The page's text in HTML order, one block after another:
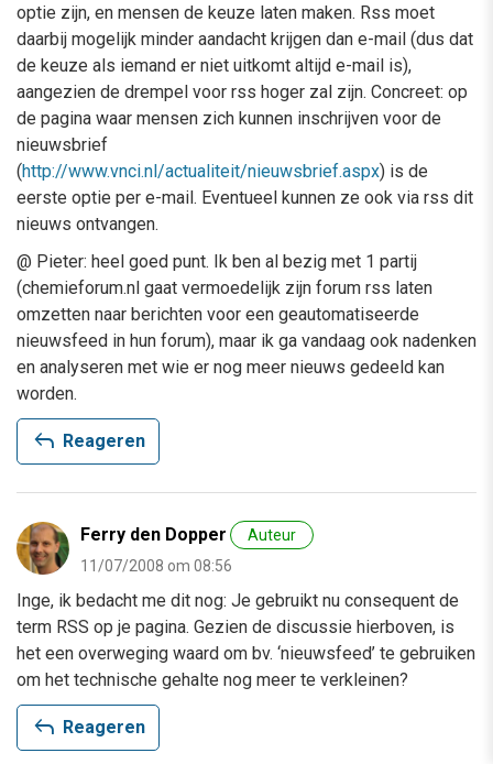
optie zijn, en mensen de keuze laten maken. Rss moet
daarbij mogelijk minder aandacht krijgen dan e-mail (dus dat
de keuze als iemand er niet uitkomt altijd e-mail is),
aangezien de drempel voor rss hoger zal zijn. Concreet: op
de pagina waar mensen zich kunnen inschrijven voor de
nieuwsbrief
(http://www.vnci.nl/actualiteit/nieuwsbrief.aspx) is de
eerste optie per e-mail. Eventueel kunnen ze ook via rss dit
nieuws ontvangen.
@ Pieter: heel goed punt. Ik ben al bezig met 1 partij
(chemieforum.nl gaat vermoedelijk zijn forum rss laten
omzetten naar berichten voor een geautomatiseerde
nieuwsfeed in hun forum), maar ik ga vandaag ook nadenken
en analyseren met wie er nog meer nieuws gedeeld kan
worden.
reply Reageren
Ferry den Dopper
Auteur
11/07/2008 om 08:56
Inge, ik bedacht me dit nog: Je gebruikt nu consequent de
term RSS op je pagina. Gezien de discussie hierboven, is
het een overweging waard om bv. ‘nieuwsfeed’ te gebruiken
om het technische gehalte nog meer te verkleinen?
reply Reageren